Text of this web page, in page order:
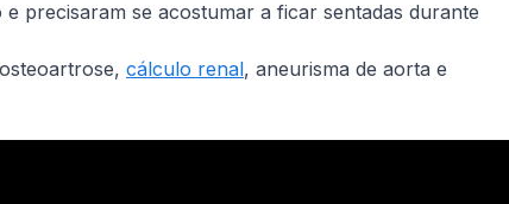
precisaram se acostumar a ficar sentadas durante
cálculo renal, aneurisma de aorta e